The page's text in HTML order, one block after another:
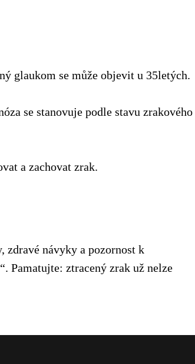
glaukom se může objevit u 35letých.
se stanovuje podle stavu zrakového
a zachovat zrak.
zdravé návyky a pozornost k
Pamatujte: ztracený zrak už nelze